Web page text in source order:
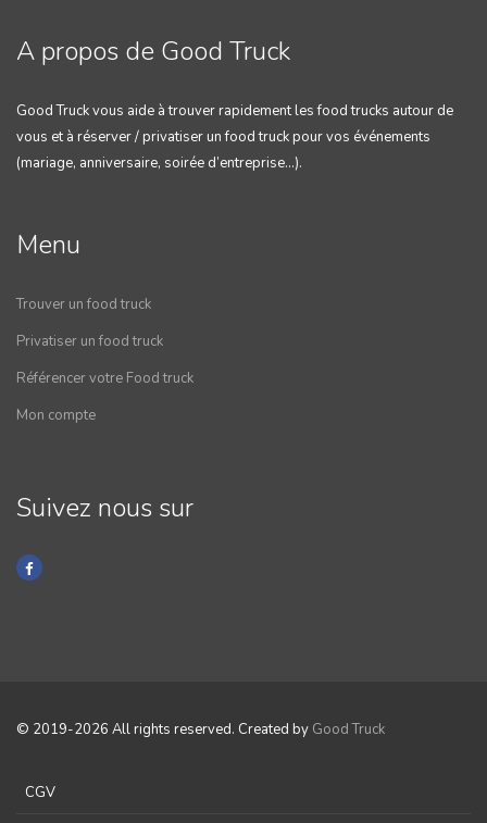
A propos de Good Truck
Good Truck vous aide à trouver rapidement les food trucks autour de
vous et à réserver / privatiser un food truck pour vos événements
(mariage, anniversaire, soirée d’entreprise…).
Menu
Trouver un food truck
Privatiser un food truck
Référencer votre Food truck
Mon compte
Suivez nous sur
© 2019-2026 All rights reserved. Created by Good Truck
CGV